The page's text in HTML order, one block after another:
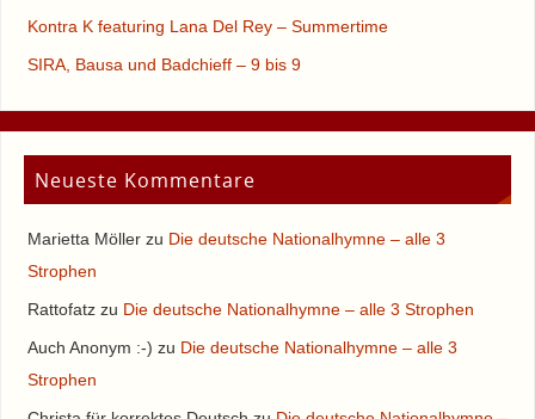
Kontra K featuring Lana Del Rey – Summertime
SIRA, Bausa und Badchieff – 9 bis 9
Neueste Kommentare
Marietta Möllerzu Die deutsche Nationalhymne – alle 3
Strophen
Rattofatzzu Die deutsche Nationalhymne – alle 3 Strophen
Auch Anonym :-) zu Die deutsche Nationalhymne – alle 3
Strophen